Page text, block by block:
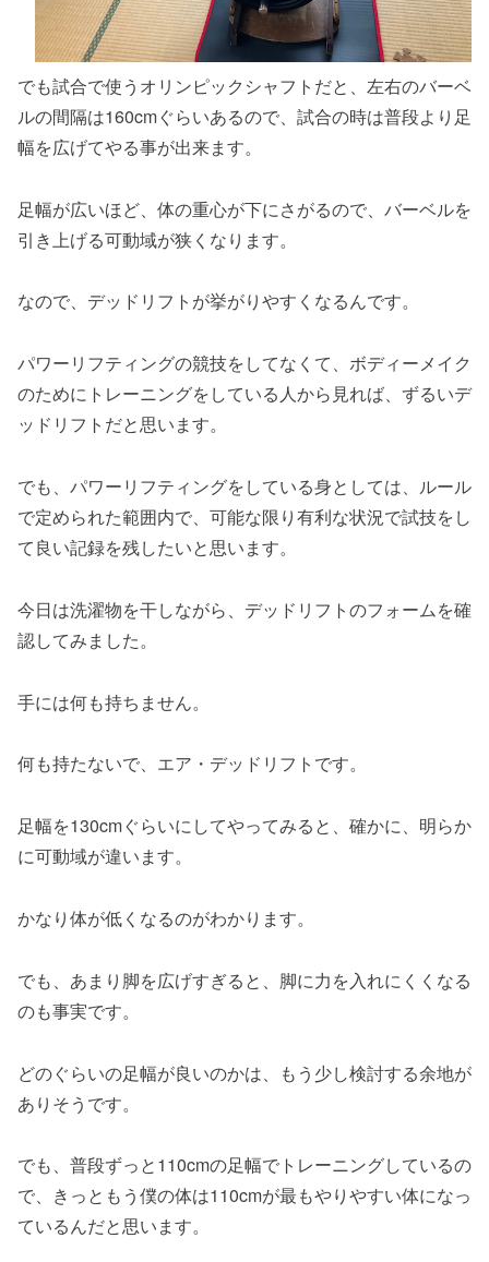
でも試合で使うオリンピックシャフトだと、左右のバーベ
ルの間隔は160cmぐらいあるので、試合の時は普段より足
幅を広げてやる事が出来ます。
足幅が広いほど、体の重心が下にさがるので、バーベルを
引き上げる可動域が狭くなります。
なので、デッドリフトが挙がりやすくなるんです。
パワーリフティングの競技をしてなくて、ボディーメイク
のためにトレーニングをしている人から見れば、ずるいデ
ッドリフトだと思います。
でも、パワーリフティングをしている身としては、ルール
で定められた範囲内で、可能な限り有利な状況で試技をし
て良い記録を残したいと思います。
今日は洗濯物を干しながら、デッドリフトのフォームを確
認してみました。
手には何も持ちません。
何も持たないで、エア・デッドリフトです。
足幅を130cmぐらいにしてやってみると、確かに、明らか
に可動域が違います。
かなり体が低くなるのがわかります。
でも、あまり脚を広げすぎると、脚に力を入れにくくなる
のも事実です。
どのぐらいの足幅が良いのかは、もう少し検討する余地が
ありそうです。
でも、普段ずっと110cmの足幅でトレーニングしているの
で、きっともう僕の体は110cmが最もやりやすい体になっ
ているんだと思います。